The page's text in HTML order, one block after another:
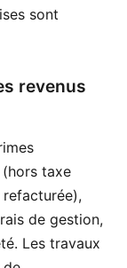
sont
revenus
(hors taxe
de gestion,
Les travaux